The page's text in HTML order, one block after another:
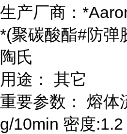
生产厂商：
*(聚碳酸酯#防弹
陶氏
用途： 其它
重要参数： 熔体
g/10min 密度